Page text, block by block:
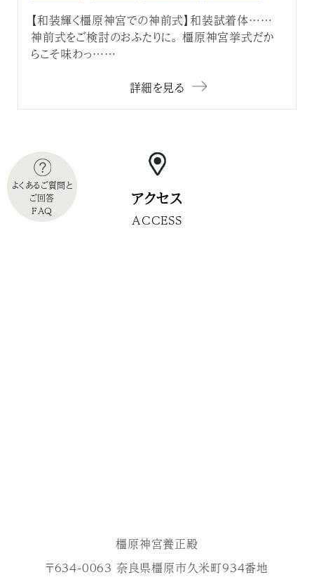
【和装輝く橿原神宮での神前式】和装試着体……
神前式をご検討のおふたりに。 橿原神宮挙式だか
らこそ味わっ……
詳細を見る
アクセス
ACCESS
橿原神宮養正殿
〒634-0063 奈良県橿原市久米町934番地
よくあるご質問と
ご回答
FAQ